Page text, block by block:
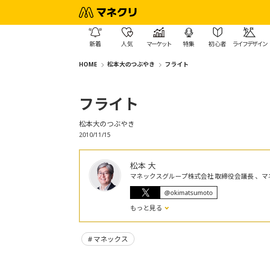
新着 人気 マーケット 特集 初心者 ライフデザイン
HOME 松本大のつぶやき フライト
フライト
松本大のつぶやき
2010/11/15
松本 大
マネックスグループ株式会社 取締役会議長 、
@okimatsumoto
もっと見る
マネックス